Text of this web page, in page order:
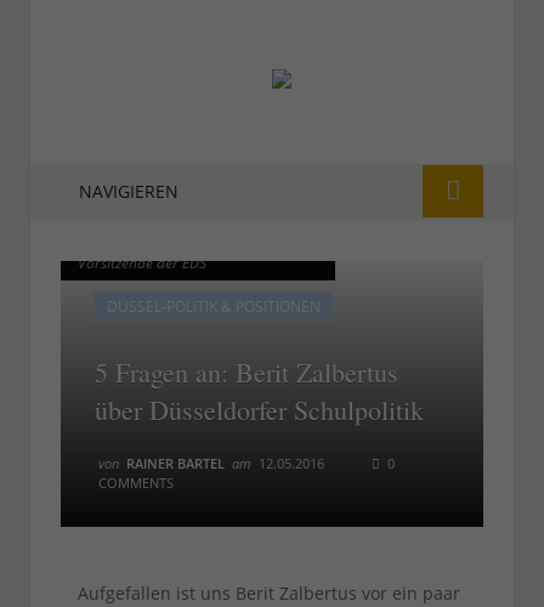
NAVIGIEREN
Vorsitzende der EDS
DÜSSEL-POLITIK & POSITIONEN
5 Fragen an: Berit Zalbertus
über Düsseldorfer Schulpolitik
von RAINER BARTEL am 12.05.2016
0
COMMENTS
Vorsitzende der EDS
Aufgefallen ist uns Berit Zalbertus vor ein paar